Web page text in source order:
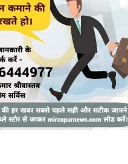
Today
Hindi